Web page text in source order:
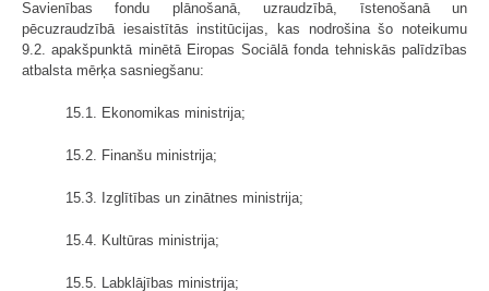
Savienības fondu plānošanā, uzraudzībā, īstenošanā un
pēcuzraudzībā iesaistītās institūcijas, kas nodrošina šo noteikumu
9.2. apakšpunktā minētā Eiropas Sociālā fonda tehniskās palīdzības
atbalsta mērķa sasniegšanu:
15.1. Ekonomikas ministrija;
15.2. Finanšu ministrija;
15.3. Izglītības un zinātnes ministrija;
15.4. Kultūras ministrija;
15.5. Labklājības ministrija;